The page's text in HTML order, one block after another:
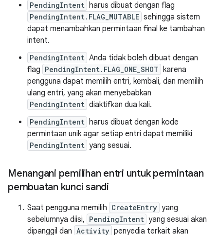
PendingIntent harus dibuat dengan flag
PendingIntent.FLAG_MUTABLE sehingga sistem
dapat menambahkan permintaan final ke tambahan
intent.
PendingIntent Anda tidak boleh dibuat dengan
flag PendingIntent.FLAG_ONE_SHOT karena
pengguna dapat memilih entri, kembali, dan memilih
ulang entri, yang akan menyebabkan
PendingIntent diaktifkan dua kali.
PendingIntent harus dibuat dengan kode
permintaan unik agar setiap entri dapat memiliki
PendingIntent yang sesuai.
Menangani pemilihan entri untuk permintaan
pembuatan kunci sandi
Saat pengguna memilih CreateEntry yang
sebelumnya diisi, PendingIntent yang sesuai akan
dipanggil dan Activity penyedia terkait akan